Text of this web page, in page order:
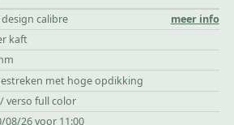
calibre
meer info
kaft
met hoge opdikking
verso full color
08/26 voor 11:00